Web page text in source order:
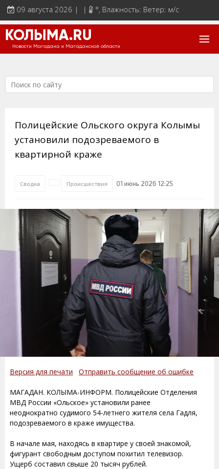
09 августа 2026 | | °, Влажность: Ветер: м/с
КОЛЫМА.RU
Новости Магадана и Магаданской области
Полицейские Ольского округа Колымы
установили подозреваемого в
квартирной краже
Сводка Происшествия 01 июнь 2026 12:25
Версия для печати Отправить сообщение об ошибке
МАГАДАН. КОЛЫМА-ИНФОРМ. Полицейские Отделения
МВД России «Ольское» установили ранее
неоднократно судимого 54-летнего жителя села Гадля,
подозреваемого в краже имущества.
В начале мая, находясь в квартире у своей знакомой,
фигурант свободным доступом похитил телевизор.
Ущерб составил свыше 20 тысяч рублей.